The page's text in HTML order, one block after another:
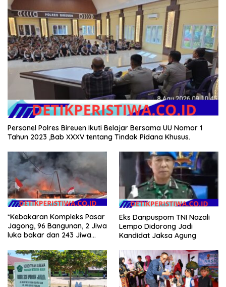
Personel Polres Bireuen Ikuti Belajar Bersama UU Nomor 1
Tahun 2023 ,Bab XXXV tentang Tindak Pidana Khusus.
*Kebakaran Kompleks Pasar
Jagong, 96 Bangunan, 2 Jiwa
luka bakar dan 243 Jiwa
Eks Danpuspom TNI Nazali
Lempo Didorong Jadi
Kandidat Jaksa Agung